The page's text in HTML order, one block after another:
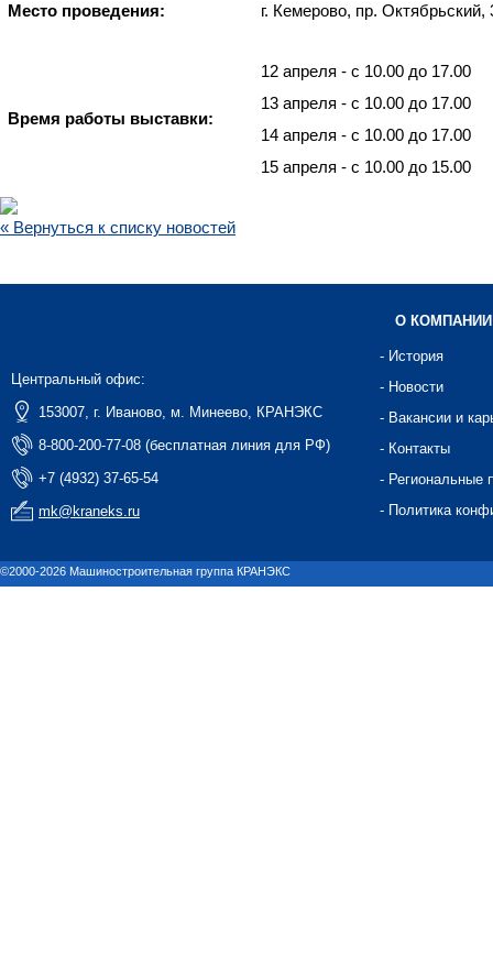
Место проведения: г. Кемерово, пр.
Время работы выставки:
12 апреля - с 10.00 до 17.00
13 апреля - с 10.00 до 17.00
14 апреля - с 10.00 до 17.00
15 апреля - с 10.00 до 15.00
« Вернуться к списку новостей
Центральный офис:
153007, г. Иваново, м. Минеево, КРАНЭКС
8-800-200-77-08 (бесплатная линия для РФ)
+7 (4932) 37-65-54
mk@kraneks.ru
О КОМПАНИИ
- История
- Новости
- Вакансии и
- Контакты
- Региональные
- Политика
©2000-2026 Машиностроительная группа КРАНЭКС